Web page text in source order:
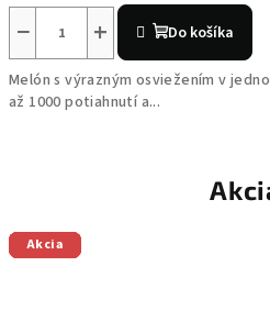
+
− Do košíka
Melón s výrazným osviežením v
až 1000 potiahnutí a...
Akcia
Akcia
Akcia
Akcia
Akcia